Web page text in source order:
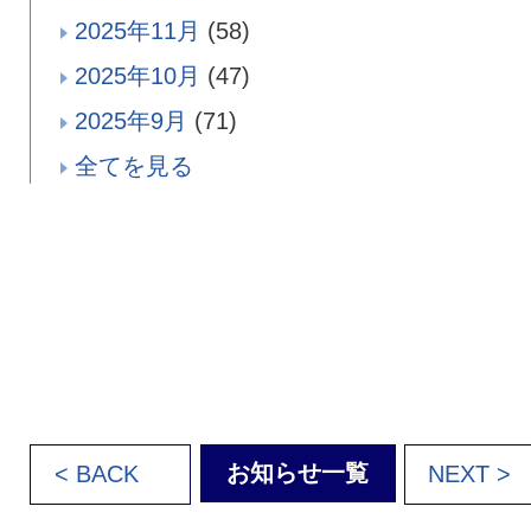
2025年11月 (58)
2025年10月 (47)
2025年9月 (71)
全てを見る
< BACK お知らせ一覧 NEXT >